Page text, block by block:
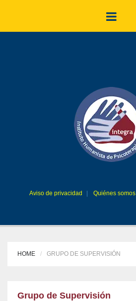
Aviso de privacidad Quiénes somos
HOME GRUPO DE SUPERVISIÓN
Grupo de Supervisión